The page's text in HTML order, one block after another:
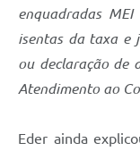
enquadradas
isentas da taxa e
ou declaração de
Atendimento ao
Eder ainda